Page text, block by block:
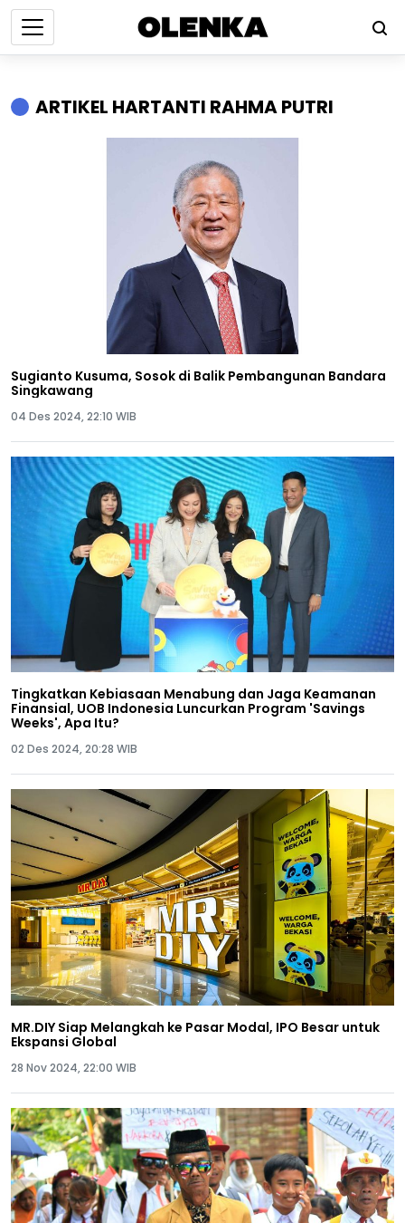
ARTIKEL HARTANTI RAHMA PUTRI
Sugianto Kusuma, Sosok di Balik Pembangunan Bandara
Singkawang
04 Des 2024, 22:10 WIB
Tingkatkan Kebiasaan Menabung dan Jaga Keamanan
Finansial, UOB Indonesia Luncurkan Program 'Savings
Weeks', Apa Itu?
02 Des 2024, 20:28 WIB
MR.DIY Siap Melangkah ke Pasar Modal, IPO Besar untuk
Ekspansi Global
28 Nov 2024, 22:00 WIB